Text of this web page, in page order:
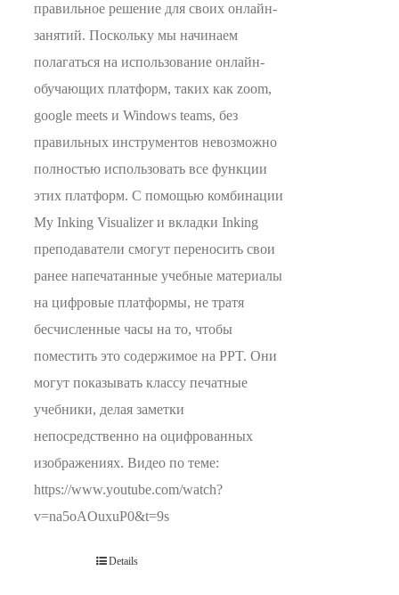
правильное решение для своих онлайн-
занятий. Поскольку мы начинаем
полагаться на использование онлайн-
обучающих платформ, таких как zoom,
google meets и Windows teams, без
правильных инструментов невозможно
полностью использовать все функции
этих платформ. С помощью комбинации
My Inking Visualizer и вкладки Inking
преподаватели смогут переносить свои
ранее напечатанные учебные материалы
на цифровые платформы, не тратя
бесчисленные часы на то, чтобы
поместить это содержимое на PPT. Они
могут показывать классу печатные
учебники, делая заметки
непосредственно на оцифрованных
изображениях. Видео по теме:
https://www.youtube.com/watch?
v=na5oAOuxuP0&t=9s
Details